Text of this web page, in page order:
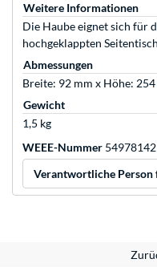
Weitere Informationen
Die Haube eignet sich für
hochgeklappten
Abmessungen
Breite: 92 mm x Höhe:
Gewicht
1,5 kg
WEEE-Nummer 54978142
Verantwortliche Person